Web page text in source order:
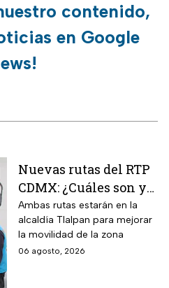
contenido,
en Google
Nuevas rutas del RTP
CDMX: ¿Cuáles son y
con qué estaciones
del Metrobús
conectan?
Ambas rutas estarán en la
alcaldía Tlalpan para mejorar
la movilidad de la zona
06 agosto, 2026